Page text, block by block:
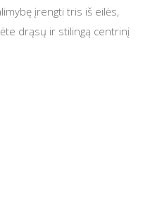
įrengti tris iš eilės,
drąsų ir stilingą centrinį